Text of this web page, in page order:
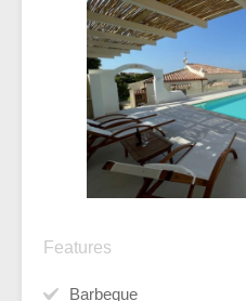
Features
Barbeque